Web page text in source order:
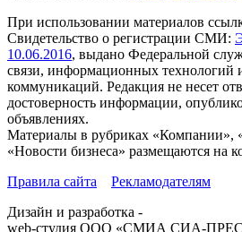
При использовании материалов
Свидетельство о регистрации СМИ:
10.06.2016, выдано Федеральной
связи, информационных технологий
коммуникаций. Редакция не несет
достоверность информации,
объявлениях.
Материалы в рубриках «Компании»,
«Новости бизнеса» размещаются на
Правила сайта
Рекламодателям
Дизайн и разработка -
web-студия ООО «СМИА СИА-